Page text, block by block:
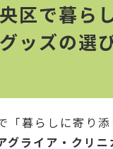
区で暮ら
ッズの選
「暮らしに寄り
グライア・クリ